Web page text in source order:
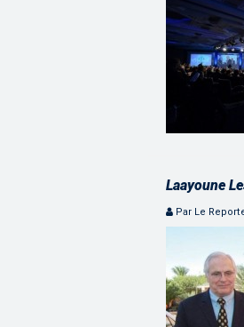
Laayoune
Par Le